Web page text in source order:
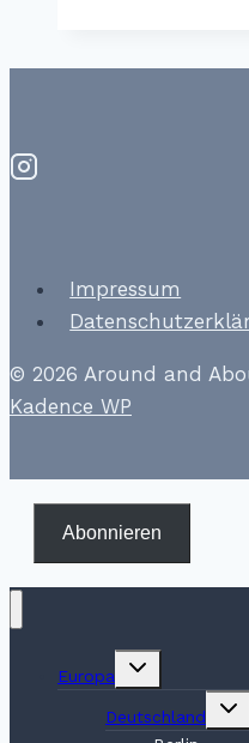
Impressum
© 2026 Around and
Kadence WP
Abonnieren
Europa
Untermenü
Deutschland